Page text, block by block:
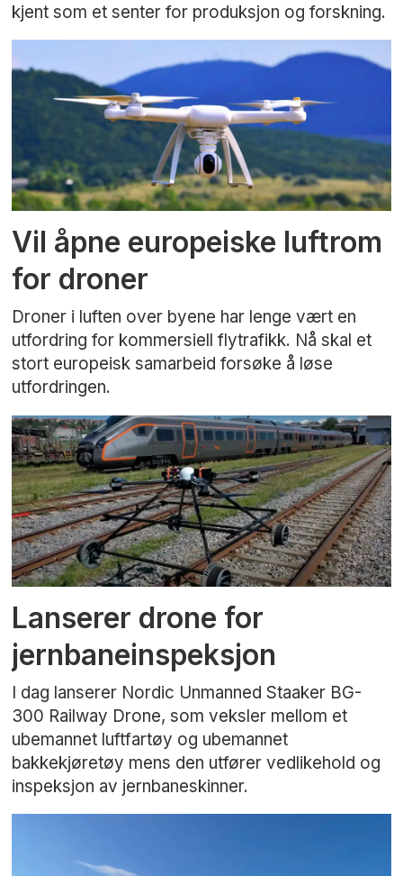
kjent som et senter for produksjon og forskning.
Vil åpne europeiske luftrom
for droner
Droner i luften over byene har lenge vært en
utfordring for kommersiell flytrafikk. Nå skal et
stort europeisk samarbeid forsøke å løse
utfordringen.
Lanserer drone for
jernbaneinspeksjon
I dag lanserer Nordic Unmanned Staaker BG-
300 Railway Drone, som veksler mellom et
ubemannet luftfartøy og ubemannet
bakkekjøretøy mens den utfører vedlikehold og
inspeksjon av jernbaneskinner.